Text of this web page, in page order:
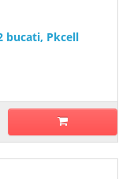
bucati, Pkcell